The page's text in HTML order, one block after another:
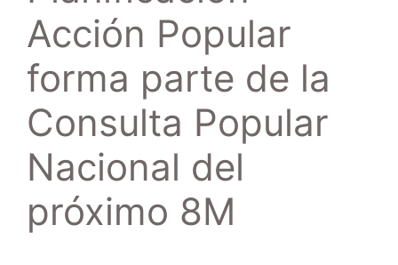
Acción Popular
forma parte de la
Consulta Popular
Nacional del
próximo 8M